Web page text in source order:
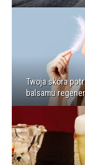
Twoja skóra
balsamu